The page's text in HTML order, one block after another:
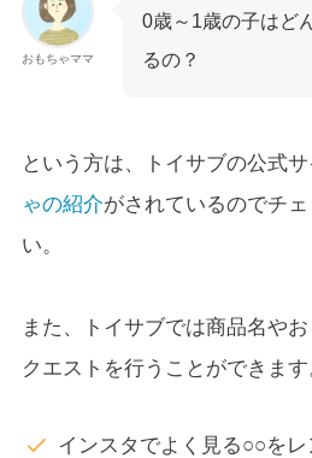
おもちゃママ
0歳～1歳の子はど
るの？
という方は、トイサブの公式
ゃの紹介がされているのでチ
い。
また、トイサブでは商品名や
クエストを行うことができます
インスタでよく見る○○を